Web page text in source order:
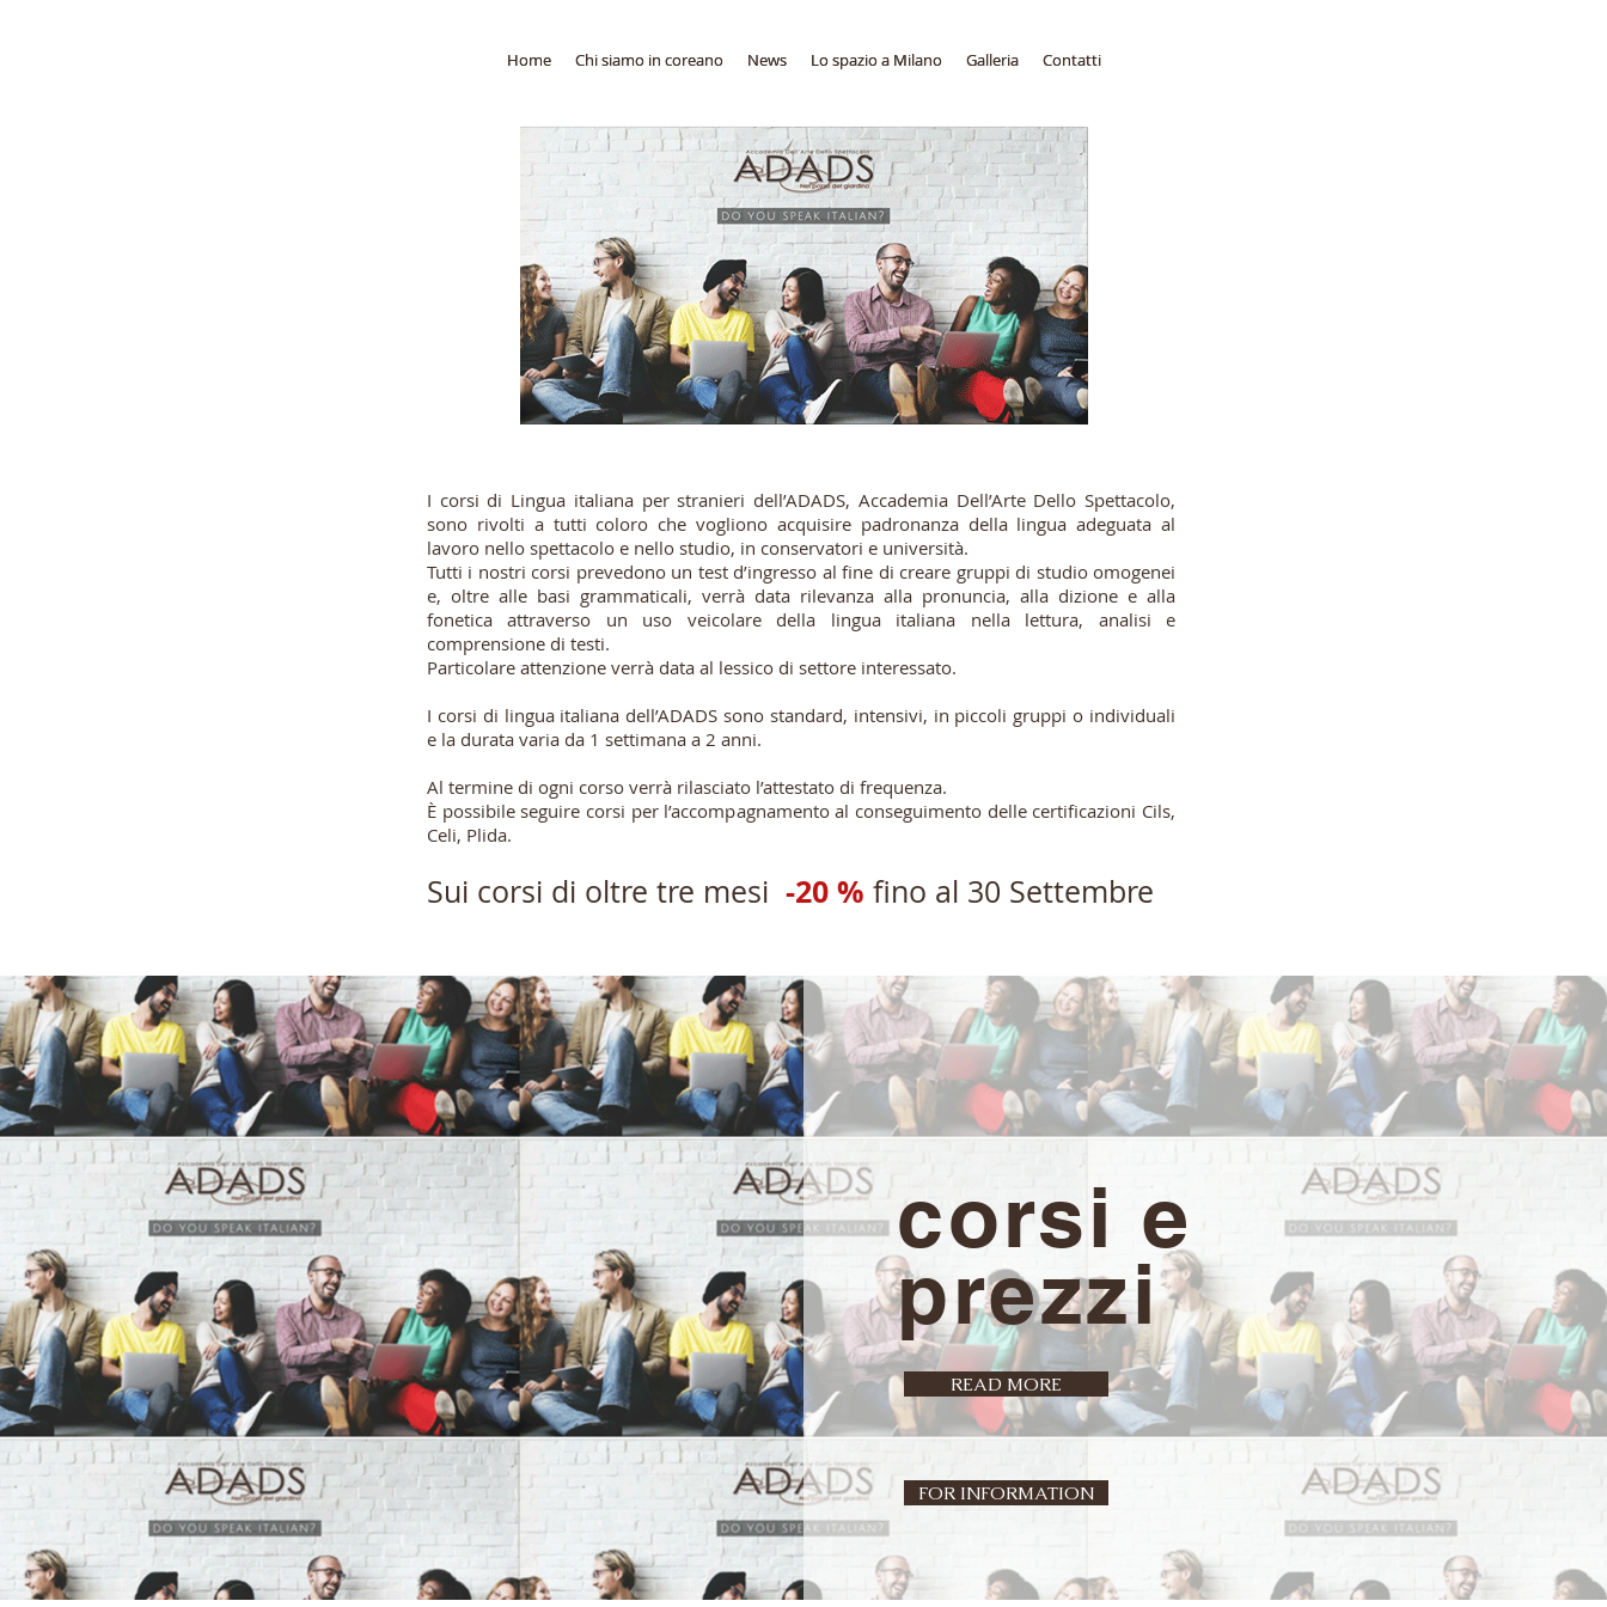
Home Chi siamo in coreano News Lo spazio a Milano Galleria Contatti
Home Chi siamo in coreano News Lo spazio a Milano Galleria Contatti
I corsi di Lingua italiana per stranieri dell’ADADS, Accademia Dell’Arte Dello Spettacolo,
sono rivolti a tutti coloro che vogliono acquisire padronanza della lingua adeguata al
lavoro nello spettacolo e nello studio, in conservatori e università.
Tutti i nostri corsi prevedono un test d’ingresso al fine di creare gruppi di studio omogenei
e, oltre alle basi grammaticali, verrà data rilevanza alla pronuncia, alla dizione e alla
fonetica attraverso un uso veicolare della lingua italiana nella lettura, analisi e
comprensione di testi.
Particolare attenzione verrà data al lessico di settore interessato.
I corsi di lingua italiana dell’ADADS sono standard, intensivi, in piccoli gruppi o individuali
e la durata varia da 1 settimana a 2 anni.
Al termine di ogni corso verrà rilasciato l’attestato di frequenza.
È possibile seguire corsi per l’accompagnamento al conseguimento delle certificazioni Cils,
Celi, Plida.
Sui corsi di oltre tre mesi -20 % fino al 30 Settembre
corsi e
prezzi
READ MORE
FOR INFORMATION